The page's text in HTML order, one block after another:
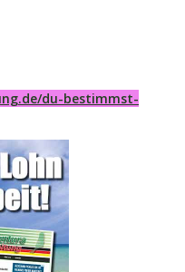
du-bestimmst-